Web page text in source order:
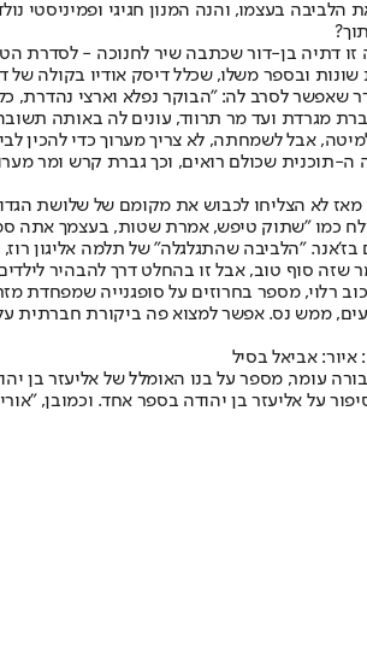
הלביבה בעצמו, והנה המנון חגיגי ופמיניסטי
ובספר משלו, שכלל דיסק אודיו בקולה
לסרב לה: "הבוקר נפלא וארצי נהדרת,
מגרדת ועד מר תרווד, עונים לה באותה
אבל לשמחתה, לא צריך מערוך כדי להכין
תוכנית שכולם רואים, וכך גברת קרש ומר
לא הצליחו לכבוש את מקומם של שלושת
כמו "שתוק טיפש, אמרת שטות, בעצמך אתה
בז'אנר. "הלביבה שהתגלגלה" של תלמה אליגון
שזה סוף טוב, אבל זו בהחלט דרך להבהיר
רלוי, מספר בחרוזים על סופגנייה
ממש נס. אפשר למצוא פה ביקורת
איור: אביאל בסיל
דבורה עומר, מספר על בנו האומלל של אליעזר
על אליעזר בן יהודה בספר אחד. וכמובן,